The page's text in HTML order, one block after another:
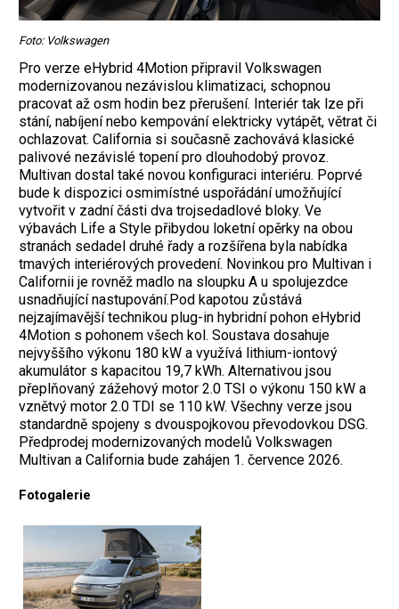
Foto: Volkswagen
Pro verze eHybrid 4Motion připravil Volkswagen
modernizovanou nezávislou klimatizaci, schopnou
pracovat až osm hodin bez přerušení. Interiér tak lze při
stání, nabíjení nebo kempování elektricky vytápět, větrat či
ochlazovat. California si současně zachovává klasické
palivové nezávislé topení pro dlouhodobý provoz.
Multivan dostal také novou konfiguraci interiéru. Poprvé
bude k dispozici osmimístné uspořádání umožňující
vytvořit v zadní části dva trojsedadlové bloky. Ve
výbavách Life a Style přibydou loketní opěrky na obou
stranách sedadel druhé řady a rozšířena byla nabídka
tmavých interiérových provedení. Novinkou pro Multivan i
Californii je rovněž madlo na sloupku A u spolujezdce
usnadňující nastupování.Pod kapotou zůstává
nejzajímavější technikou plug-in hybridní pohon eHybrid
4Motion s pohonem všech kol. Soustava dosahuje
nejvyššího výkonu 180 kW a využívá lithium-iontový
akumulátor s kapacitou 19,7 kWh. Alternativou jsou
přeplňovaný zážehový motor 2.0 TSI o výkonu 150 kW a
vznětvý motor 2.0 TDI se 110 kW. Všechny verze jsou
standardně spojeny s dvouspojkovou převodovkou DSG.
Předprodej modernizovaných modelů Volkswagen
Multivan a California bude zahájen 1. července 2026.
Fotogalerie